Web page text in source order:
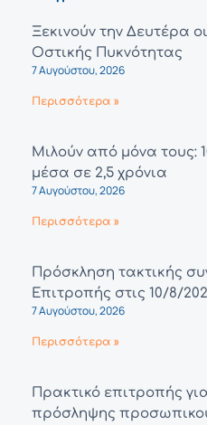
Ξεκινούν την Δευτέρα
Οστικής Πυκνότητας
7 Αυγούστου, 2026
Περισσότερα »
Μιλούν από μόνα τους:
μέσα σε 2,5 χρόνια
7 Αυγούστου, 2026
Περισσότερα »
Πρόσκληση τακτικής
Επιτροπής στις 10/8/
7 Αυγούστου, 2026
Περισσότερα »
Πρακτικό επιτροπής
πρόσληψης